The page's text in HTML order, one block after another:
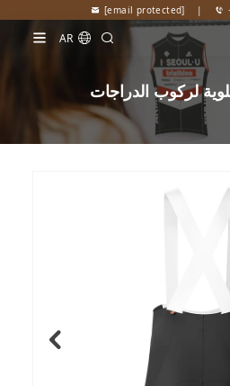
[email protected] |
AR
لركوب الدراجات